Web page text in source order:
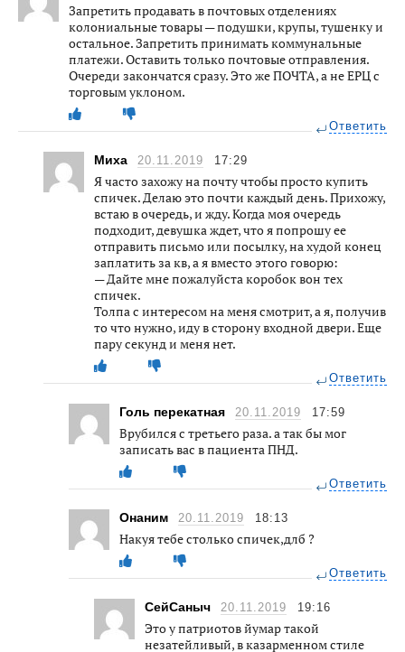
Запретить продавать в почтовых отделениях
колониальные товары — подушки, крупы, тушенку и
остальное. Запретить принимать коммунальные
платежи. Оставить только почтовые отправления.
Очереди закончатся сразу. Это же ПОЧТА, а не ЕРЦ с
торговым уклоном.
Ответить
Миха 20.11.2019 17:29
Я часто захожу на почту чтобы просто купить
спичек. Делаю это почти каждый день. Прихожу,
встаю в очередь, и жду. Когда моя очередь
подходит, девушка ждет, что я попрошу ее
отправить письмо или посылку, на худой конец
заплатить за кв, а я вместо этого говорю:
— Дайте мне пожалуйста коробок вон тех
спичек.
Толпа с интересом на меня смотрит, а я, получив
то что нужно, иду в сторону входной двери. Еще
пару секунд и меня нет.
Ответить
Голь перекатная 20.11.2019 17:59
Врубился с третьего раза. а так бы мог
записать вас в пациента ПНД.
Ответить
Онаним 20.11.2019 18:13
Накуя тебе столько спичек,длб ?
Ответить
СейСаныч 20.11.2019 19:16
Это у патриотов йумар такой
незатейливый, в казарменном стиле